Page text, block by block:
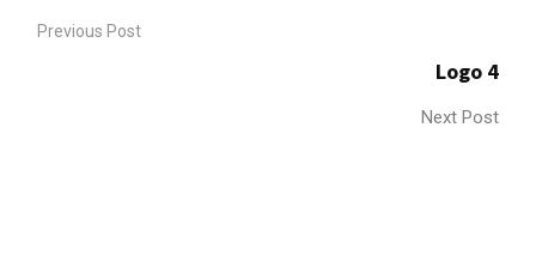
Previous Post
Logo 4
Next Post